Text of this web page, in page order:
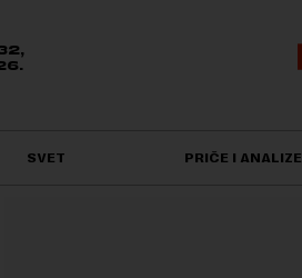
SVET PRIČE I ANALIZE